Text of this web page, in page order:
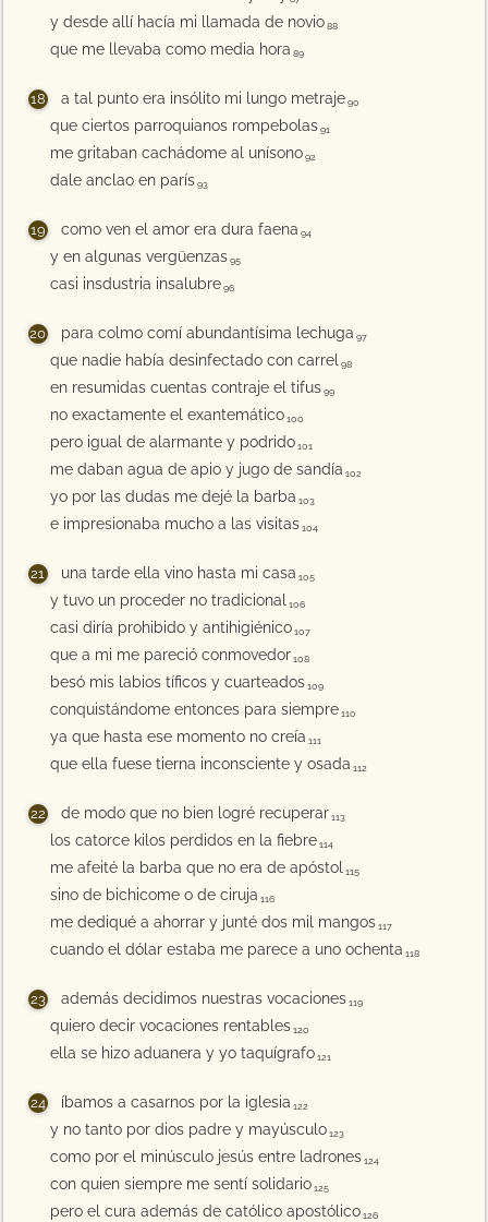
y desde allí hacía mi llamada de novio 88
que me llevaba como media hora 89
a tal punto era insólito mi lungo metraje 90
que ciertos parroquianos rompebolas 91
me gritaban cachádome al unísono 92
dale anclao en parís 93
como ven el amor era dura faena 94
y en algunas vergüenzas 95
casi insdustria insalubre 96
para colmo comí abundantísima lechuga 97
que nadie había desinfectado con carrel 98
en resumidas cuentas contraje el tifus 99
no exactamente el exantemático 100
pero igual de alarmante y podrido 101
me daban agua de apio y jugo de sandía 102
yo por las dudas me dejé la barba 103
e impresionaba mucho a las visitas 104
una tarde ella vino hasta mi casa 105
y tuvo un proceder no tradicional 106
casi diría prohibido y antihigiénico 107
que a mi me pareció conmovedor 108
besó mis labios tíficos y cuarteados 109
conquistándome entonces para siempre 110
ya que hasta ese momento no creía 111
que ella fuese tierna inconsciente y osada 112
de modo que no bien logré recuperar 113
los catorce kilos perdidos en la fiebre 114
me afeité la barba que no era de apóstol 115
sino de bichicome o de ciruja 116
me dediqué a ahorrar y junté dos mil mangos 117
cuando el dólar estaba me parece a uno ochenta 118
además decidimos nuestras vocaciones 119
quiero decir vocaciones rentables 120
ella se hizo aduanera y yo taquígrafo 121
íbamos a casarnos por la iglesia 122
y no tanto por dios padre y mayúsculo 123
como por el minúsculo jesús entre ladrones 124
con quien siempre me sentí solidario 125
pero el cura además de católico apostólico 126